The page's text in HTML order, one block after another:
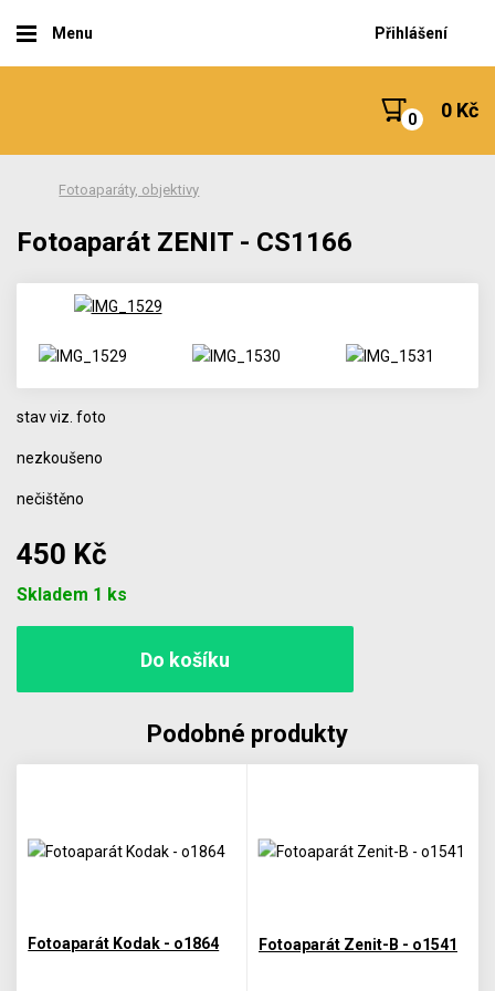
Menu Přihlášení
0 Kč
Fotoaparáty, objektivy
Fotoaparát ZENIT - CS1166
stav viz. foto
nezkoušeno
nečištěno
450 Kč
Skladem 1 ks
Podobné produkty
Fotoaparát Kodak - o1864 Fotoaparát Zenit-B - o1541